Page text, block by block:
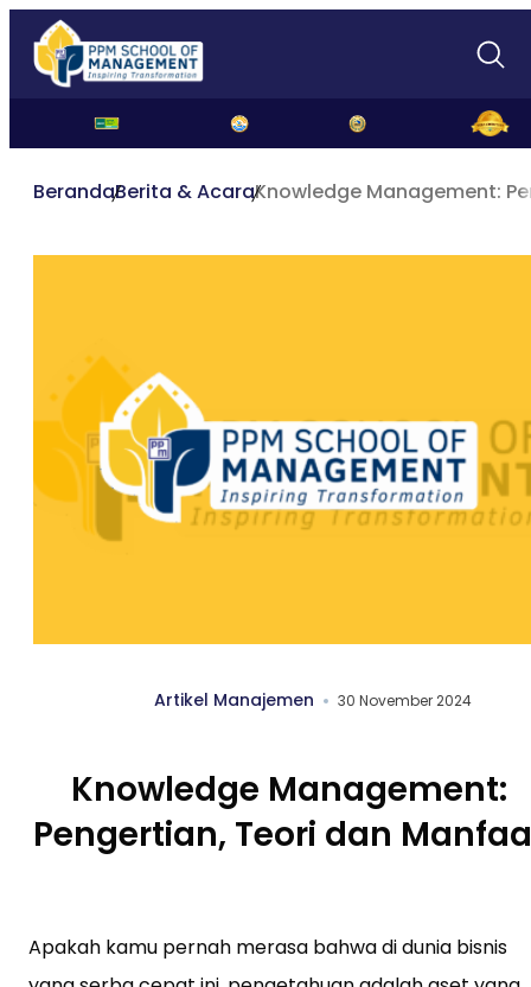
BerandaBerita & AcaraKnowledge Management:
Artikel Manajemen 30 November 2024
Knowledge Management:
Pengertian, Teori dan
Apakah kamu pernah merasa bahwa di dunia bisnis